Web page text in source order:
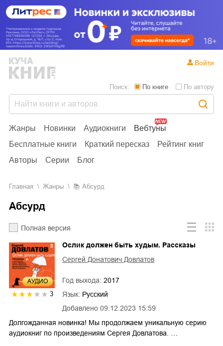
Жанры Новинки Аудиокниги
Вебтуны
Бесплатные книги
Краткий пересказ
Рейтинг книг
Авторы
Серии Блог
Поиск: По книге По автору
Войти
Главная Жанры Абсурд
Абсурд
Полная версия
AУДИО
3
Добавлено 09.12.2023 15:59
Ослик должен быть худым. Рассказы
Сергей Донатович Довлатов
Год выхода: 2017
Язык: Русский
Долгожданная новинка! Мы продолжаем уникальную серию
аудиокниг по произведениям Сергея Довлатова. …